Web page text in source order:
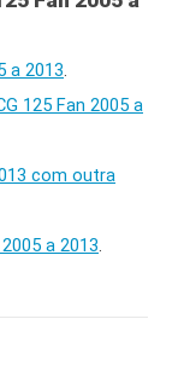
a 2013.
125 Fan 2005 a
com outra
a 2013.